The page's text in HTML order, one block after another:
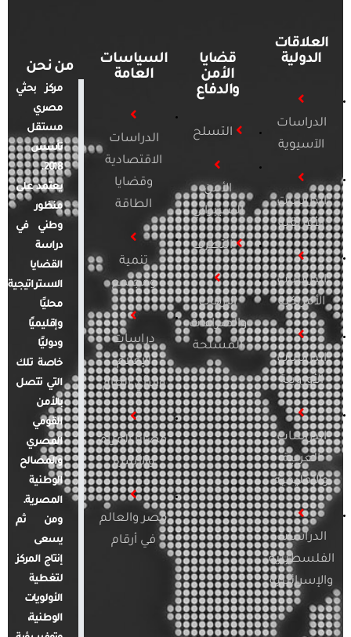
العلاقات
الدولية
الدراسات
الآسيوية
الدراسات
الأفريقية
الدراسات
الأمريكية
الدراسات
الأوروبية
الدراسات
العربية
والإقليمية
الدراسات
الفلسطينية
والإسرائيلية
قضايا
الأمن
والدفاع
التسلح
الأمن
السيبراني
التطرف
الإرهاب
والصراعات
المسلحة
السياسات
العامة
الدراسات
الاقتصادية
وقضايا
الطاقة
تنمية
ومجتمع
دراسات
الإعلام
والرأي العام
قضايا المرأة
والأسرة
مصر والعالم
في أرقام
من نحن
مركز بحثي
مصري
مستقل
تأسس
2018.
يعتمد على
منظور
وطني في
دراسة
القضايا
الاستراتيجية
محليًا
وإقليميًا
ودوليًا
خاصة تلك
التي تتصل
بالأمن
القومي
المصري
والمصالح
الوطنية
المصرية.
ومن ثم
يسعى
إنتاج المركز
لتغطية
الأولويات
الوطنية،